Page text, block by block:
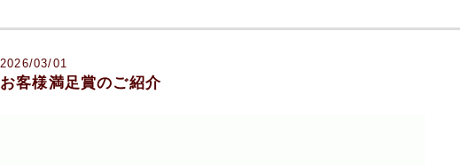
2026/03/01
お客様満足賞のご紹介